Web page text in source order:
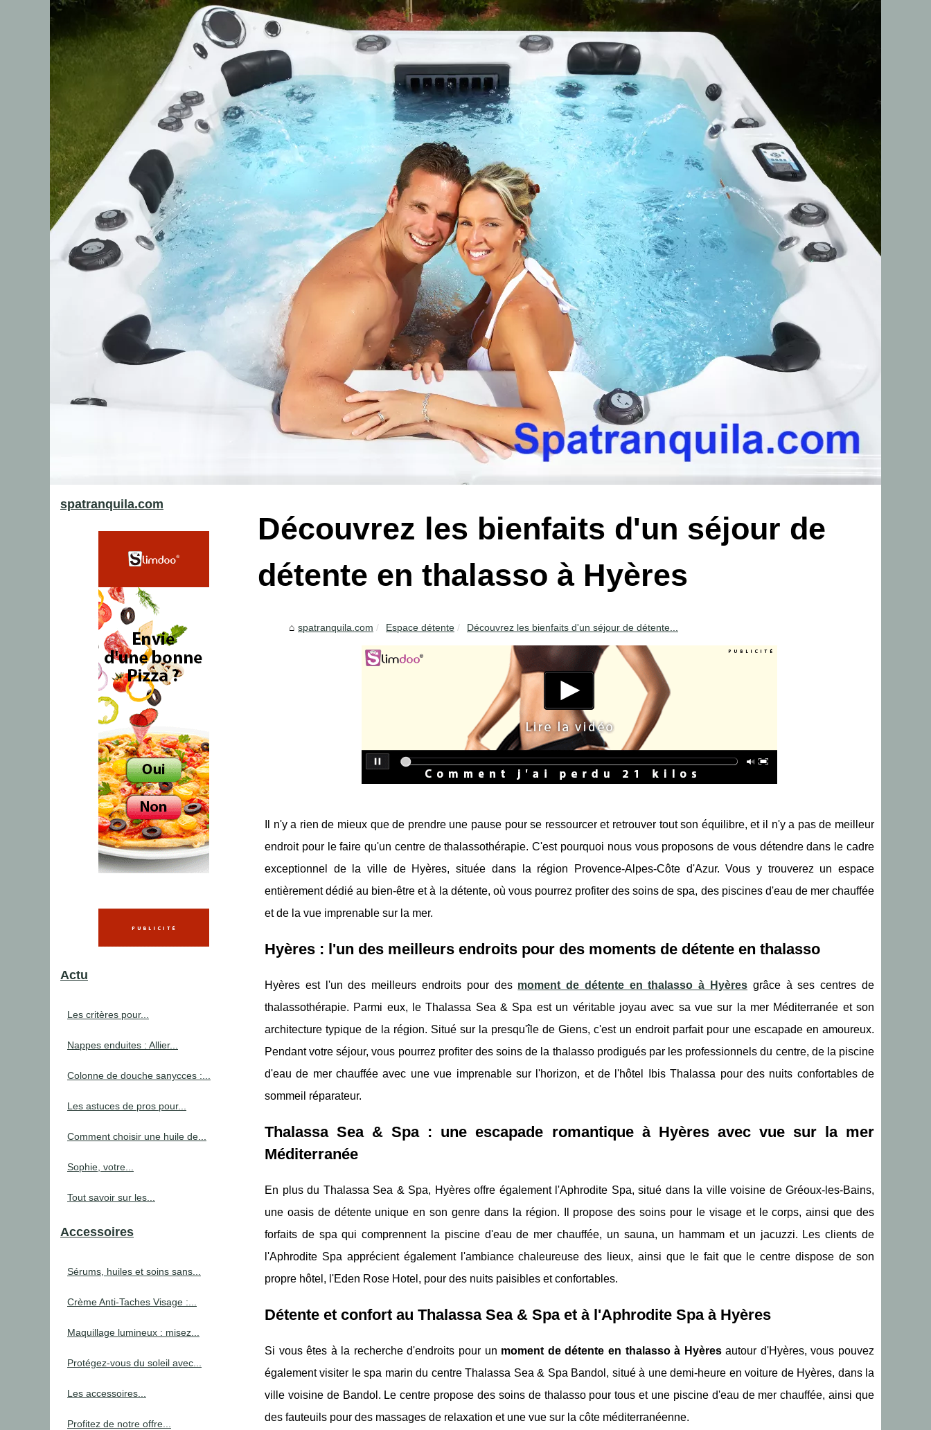
Découvrez les bienfaits d'un séjour de
détente en thalasso à Hyères
spatranquila.com Espace détente Découvrez les bienfaits d'un séjour de détente...
Il n'y a rien de mieux que de prendre une pause pour se ressourcer et retrouver tout son équilibre, et il n'y a pas de meilleur
endroit pour le faire qu'un centre de thalassothérapie. C'est pourquoi nous vous proposons de vous détendre dans le cadre
exceptionnel de la ville de Hyères, située dans la région Provence-Alpes-Côte d'Azur. Vous y trouverez un espace
entièrement dédié au bien-être et à la détente, où vous pourrez profiter des soins de spa, des piscines d'eau de mer chauffée
et de la vue imprenable sur la mer.
Hyères : l'un des meilleurs endroits pour des moments de détente en thalasso
Hyères est l'un des meilleurs endroits pour des moment de détente en thalasso à Hyères grâce à ses centres de
thalassothérapie. Parmi eux, le Thalassa Sea & Spa est un véritable joyau avec sa vue sur la mer Méditerranée et son
architecture typique de la région. Situé sur la presqu'île de Giens, c'est un endroit parfait pour une escapade en amoureux.
Pendant votre séjour, vous pourrez profiter des soins de la thalasso prodigués par les professionnels du centre, de la piscine
d'eau de mer chauffée avec une vue imprenable sur l'horizon, et de l'hôtel Ibis Thalassa pour des nuits confortables de
sommeil réparateur.
Thalassa Sea & Spa : une escapade romantique à Hyères avec vue sur la mer
Méditerranée
En plus du Thalassa Sea & Spa, Hyères offre également l'Aphrodite Spa, situé dans la ville voisine de Gréoux-les-Bains,
une oasis de détente unique en son genre dans la région. Il propose des soins pour le visage et le corps, ainsi que des
forfaits de spa qui comprennent la piscine d'eau de mer chauffée, un sauna, un hammam et un jacuzzi. Les clients de
l'Aphrodite Spa apprécient également l'ambiance chaleureuse des lieux, ainsi que le fait que le centre dispose de son
propre hôtel, l'Eden Rose Hotel, pour des nuits paisibles et confortables.
Détente et confort au Thalassa Sea & Spa et à l'Aphrodite Spa à Hyères
Si vous êtes à la recherche d'endroits pour un moment de détente en thalasso à Hyèresautour d'Hyères, vous pouvez
également visiter le spa marin du centre Thalassa Sea & Spa Bandol, situé à une demi-heure en voiture de Hyères, dans la
ville voisine de Bandol. Le centre propose des soins de thalasso pour tous et une piscine d'eau de mer chauffée, ainsi que
des fauteuils pour des massages de relaxation et une vue sur la côte méditerranéenne.
spatranquila.com
Actu
Les critères pour...
Nappes enduites : Allier...
Colonne de douche sanycces :...
Les astuces de pros pour...
Comment choisir une huile de...
Sophie, votre...
Tout savoir sur les...
Accessoires
Sérums, huiles et soins sans...
Crème Anti-Taches Visage :...
Maquillage lumineux : misez...
Protégez-vous du soleil avec...
Les accessoires...
Profitez de notre offre...